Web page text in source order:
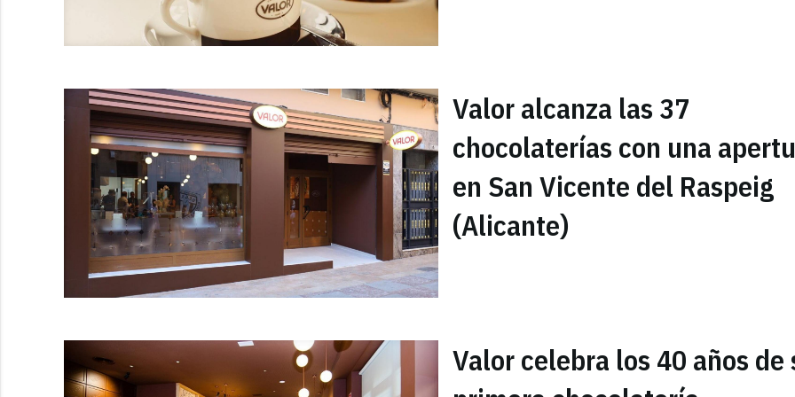
Valor alcanza las 37
chocolaterías con una
en San Vicente del Raspeig
(Alicante)
Valor celebra los 40 años de